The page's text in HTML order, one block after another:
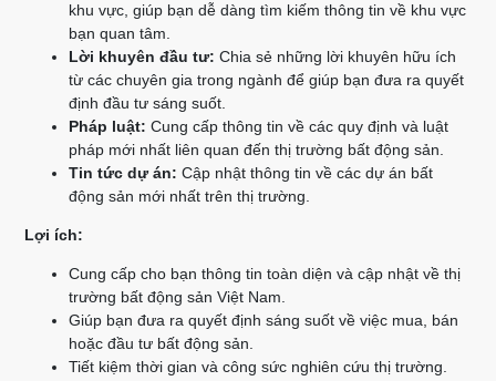
khu vực, giúp bạn dễ dàng tìm kiếm thông tin về khu vực
bạn quan tâm.
Lời khuyên đầu tư: Chia sẻ những lời khuyên hữu ích
từ các chuyên gia trong ngành để giúp bạn đưa ra quyết
định đầu tư sáng suốt.
Pháp luật: Cung cấp thông tin về các quy định và luật
pháp mới nhất liên quan đến thị trường bất động sản.
Tin tức dự án: Cập nhật thông tin về các dự án bất
động sản mới nhất trên thị trường.
Lợi ích:
Cung cấp cho bạn thông tin toàn diện và cập nhật về thị
trường bất động sản Việt Nam.
Giúp bạn đưa ra quyết định sáng suốt về việc mua, bán
hoặc đầu tư bất động sản.
Tiết kiệm thời gian và công sức nghiên cứu thị trường.